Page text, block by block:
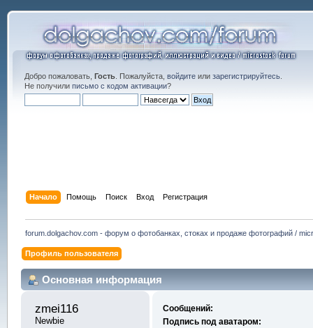
Добро пожаловать, Гость. Пожалуйста, войдитеили зарегистрируйтесь.
Не получили письмо с кодом активации?
Начало Помощь Поиск Вход Регистрация
forum.dolgachov.com - форум о фотобанках, стоках и продаже фотографий /
Профиль пользователя
Основная информация
zmei116
Newbie
Сообщений:
Подпись под аватаром: